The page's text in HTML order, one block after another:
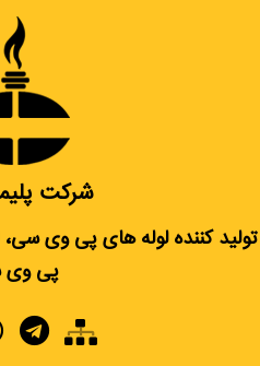
شرکت
تولید کننده لوله های پی وی
پی